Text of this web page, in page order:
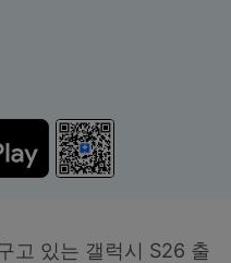
고 있는 갤럭시 S26 출